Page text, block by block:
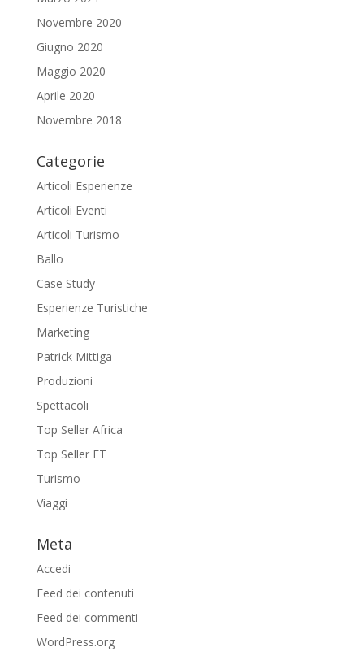
Novembre 2020
Giugno 2020
Maggio 2020
Aprile 2020
Novembre 2018
Categorie
Articoli Esperienze
Articoli Eventi
Articoli Turismo
Ballo
Case Study
Esperienze Turistiche
Marketing
Patrick Mittiga
Produzioni
Spettacoli
Top Seller Africa
Top Seller ET
Turismo
Viaggi
Meta
Accedi
Feed dei contenuti
Feed dei commenti
WordPress.org